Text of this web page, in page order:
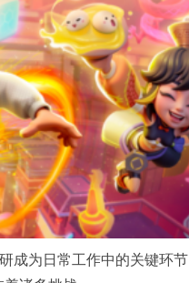
成为日常工作中的关键环